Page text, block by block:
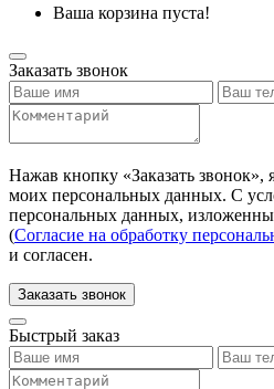
Ваша корзина пуста!
Заказать звонок
Нажав кнопку «Заказать звонок»,
моих персональных данных. С
персональных данных,
(Согласие на обработку
и согласен.
Заказать звонок
Быстрый заказ